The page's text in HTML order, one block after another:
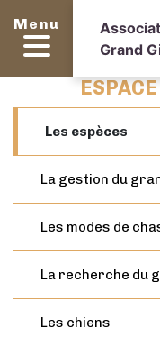
Menu
Grand
Les espèces
La gestion du
Les modes de
La recherche du
Les chiens